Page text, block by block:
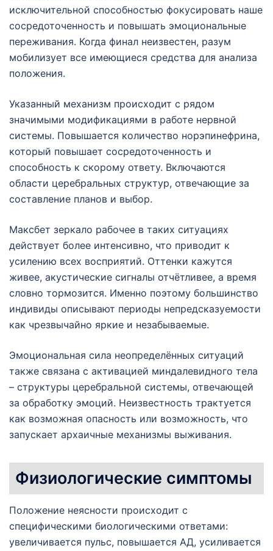
исключительной способностью фокусировать наше
сосредоточенность и повышать эмоциональные
переживания. Когда финал неизвестен, разум
мобилизует все имеющиеся средства для анализа
положения.
Указанный механизм происходит с рядом
значимыми модификациями в работе нервной
системы. Повышается количество норэпинефрина,
который повышает сосредоточенность и
способность к скорому ответу. Включаются
области церебральных структур, отвечающие за
составление планов и выбор.
Максбет зеркало рабочее в таких ситуациях
действует более интенсивно, что приводит к
усилению всех восприятий. Оттенки кажутся
живее, акустические сигналы отчётливее, а время
словно тормозится. Именно поэтому большинство
индивиды описывают периоды непредсказуемости
как чрезвычайно яркие и незабываемые.
Эмоциональная сила неопределённых ситуаций
также связана с активацией миндалевидного тела
– структуры церебральной системы, отвечающей
за обработку эмоций. Неизвестность трактуется
как возможная опасность или возможность, что
запускает архаичные механизмы выживания.
Физиологические симптомы
Положение неясности происходит с
специфическими биологическими ответами:
увеличивается пульс, повышается АД, усиливается